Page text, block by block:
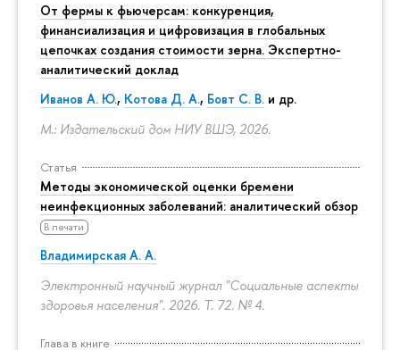
От фермы к фьючерсам: конкуренция,
финансиализация и цифровизация в глобальных
цепочках создания стоимости зерна. Экспертно-
аналитический доклад
Иванов А. Ю., Котова Д. А., Бовт С. В. и др.
М.: Издательский дом НИУ ВШЭ, 2026.
Статья
Методы экономической оценки бремени
неинфекционных заболеваний: аналитический обзор
В печати
Владимирская А. А.
Электронный научный журнал "Социальные аспекты
здоровья населения". 2026. Т. 72. № 4.
Глава в книге